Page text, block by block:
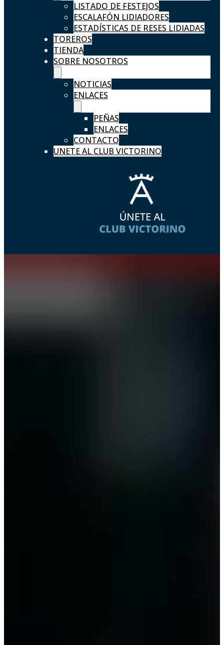
LISTADO DE FESTEJOS
ESCALAFÓN LIDIADORES
ESTADÍSTICAS DE RESES LIDIADAS
TOREROS
TIENDA
SOBRE NOSOTROS
NOTICIAS
ENLACES
PEÑAS
ENLACES
CONTACTO
UNETE AL CLUB VICTORINO